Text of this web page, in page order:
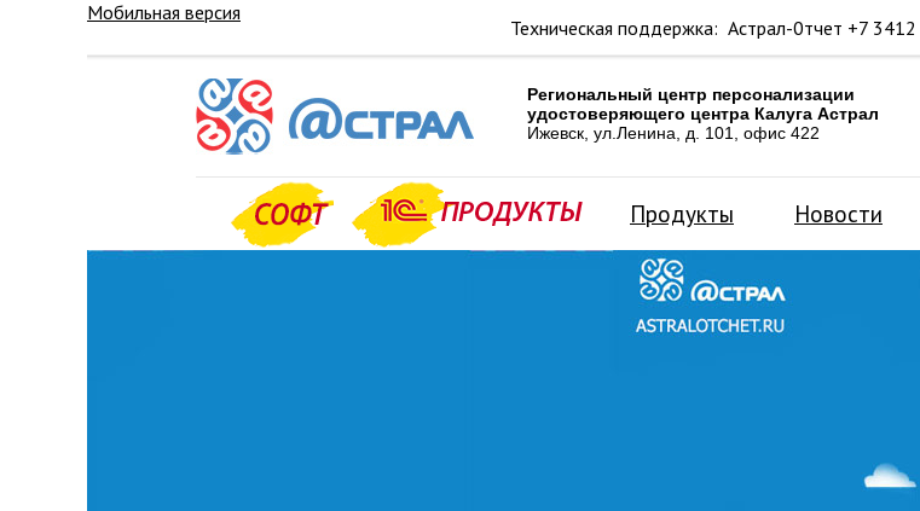
Мобильная версия
Техническая поддержка: Астрал-0тчет +7 3412
Региональный центр персонализации
удостоверяющего центра Калуга Астрал
Ижевск, ул.Ленина, д. 101, офис 422
Новости
Продукты